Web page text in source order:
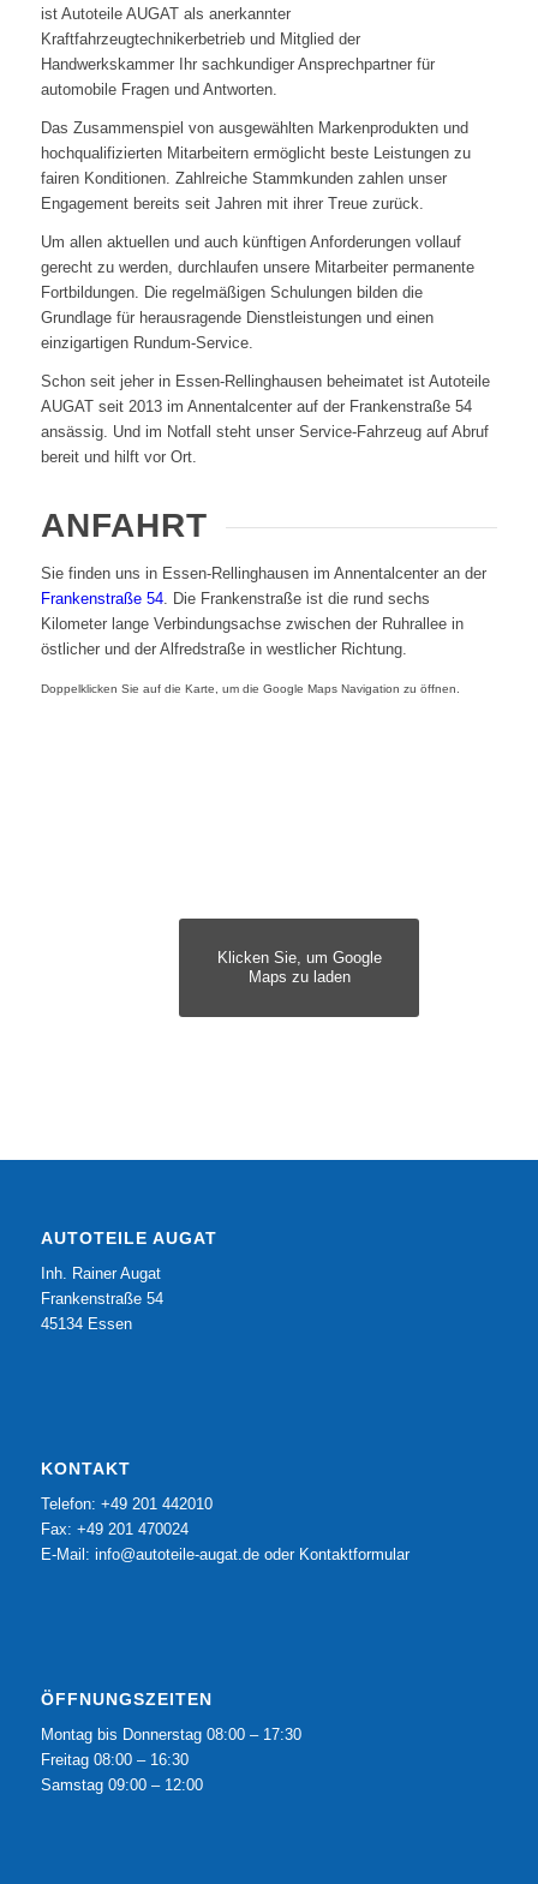
ist Autoteile AUGAT als anerkannter
Kraftfahrzeugtechnikerbetrieb und Mitglied der
Handwerkskammer Ihr sachkundiger Ansprechpartner für
automobile Fragen und Antworten.
Das Zusammenspiel von ausgewählten Markenprodukten und
hochqualifizierten Mitarbeitern ermöglicht beste Leistungen zu
fairen Konditionen. Zahlreiche Stammkunden zahlen unser
Engagement bereits seit Jahren mit ihrer Treue zurück.
Um allen aktuellen und auch künftigen Anforderungen vollauf
gerecht zu werden, durchlaufen unsere Mitarbeiter permanente
Fortbildungen. Die regelmäßigen Schulungen bilden die
Grundlage für herausragende Dienstleistungen und einen
einzigartigen Rundum-Service.
Schon seit jeher in Essen-Rellinghausen beheimatet ist Autoteile
AUGAT seit 2013 im Annentalcenter auf der Frankenstraße 54
ansässig. Und im Notfall steht unser Service-Fahrzeug auf Abruf
bereit und hilft vor Ort.
ANFAHRT
Sie finden uns in Essen-Rellinghausen im Annentalcenter an der
Frankenstraße 54. Die Frankenstraße ist die rund sechs
Kilometer lange Verbindungsachse zwischen der Ruhrallee in
östlicher und der Alfredstraße in westlicher Richtung.
Doppelklicken Sie auf die Karte, um die Google Maps Navigation zu öffnen.
Klicken Sie, um Google
Maps zu laden
AUTOTEILE AUGAT
Inh. Rainer Augat
Frankenstraße 54
45134 Essen
KONTAKT
Telefon: +49 201 442010
Fax: +49 201 470024
E-Mail: info@autoteile-augat.deoder Kontaktformular
ÖFFNUNGSZEITEN
Montag bis Donnerstag 08:00 – 17:30
Freitag 08:00 – 16:30
Samstag 09:00 – 12:00